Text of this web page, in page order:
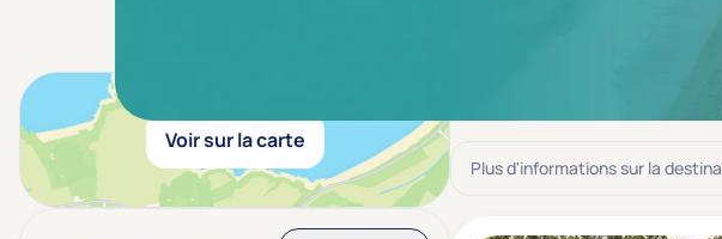
Voir sur la carte
Plus d'informations sur la